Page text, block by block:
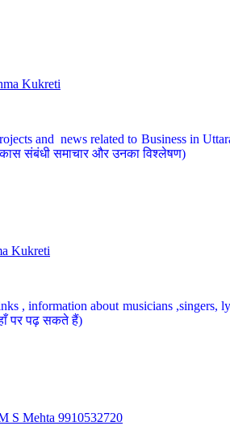
Kukreti
and news related to Business in
संबंधी समाचार और उनका विश्लेषण)
Kukreti
, information about musicians
पर पढ़ सकते हैं)
S Mehta 9910532720